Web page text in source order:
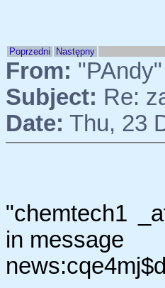
Poprzedni Następny
From:
Subject: Re:
Date: Thu, 23
"chemtech1
in message